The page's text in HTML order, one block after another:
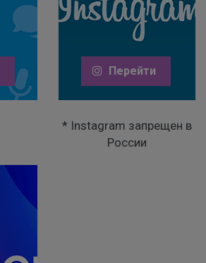
Перейти
* Instagram запрещен в
России